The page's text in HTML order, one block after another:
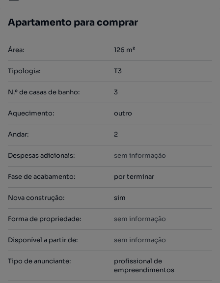
Apartamento para comprar
Área: 126 m²
Tipologia: T3
N.º de casas de banho: 3
Aquecimento: outro
Andar: 2
Despesas adicionais: sem informação
Fase de acabamento: por terminar
Nova construção: sim
Forma de propriedade: sem informação
Disponível a partir de: sem informação
Tipo de anunciante:
profissional de
empreendimentos